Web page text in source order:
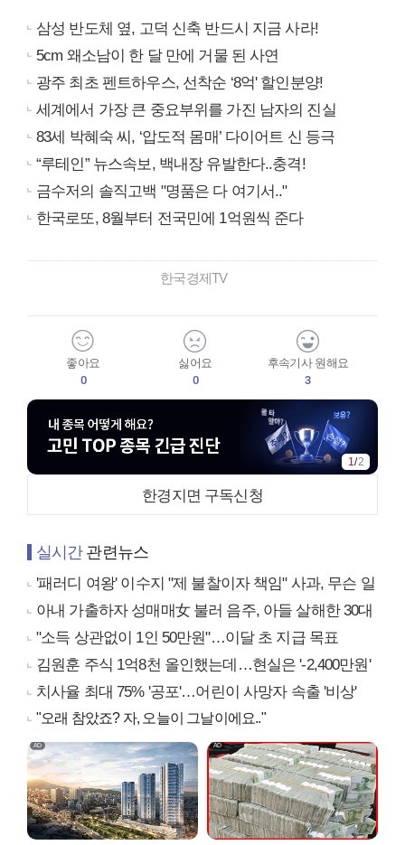
삼성 반도체 옆, 고덕 신축 반드시 지금 사라!
5cm 왜소남이 한 달 만에 거물 된 사연
광주 최초 펜트하우스, 선착순 ‘8억' 할인분양!
세계에서 가장 큰 중요부위를 가진 남자의 진실
83세 박혜숙 씨, ‘압도적 몸매’ 다이어트 신 등극
“루테인” 뉴스속보, 백내장 유발한다..충격!
금수저의 솔직고백 "명품은 다 여기서.."
한국로또, 8월부터 전국민에 1억원씩 준다
한국경제TV
좋아요
0
싫어요
0
후속기사 원해요
3
1/2
한경지면 구독신청
실시간관련뉴스
'패러디 여왕' 이수지 "제 불찰이자 책임" 사과, 무슨 일
아내 가출하자 성매매女 불러 음주, 아들 살해한 30대
"소득 상관없이 1인 50만원"…이달 초 지급 목표
김원훈 주식 1억8천 올인했는데…현실은 '-2,400만원'
치사율 최대 75% '공포'…어린이 사망자 속출 '비상'
"오래 참았죠? 자, 오늘이 그날이에요.."